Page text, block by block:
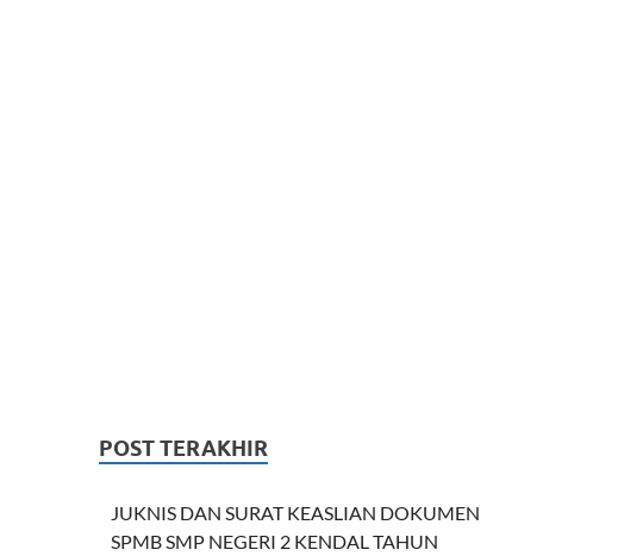
POST TERAKHIR
JUKNIS DAN SURAT KEASLIAN DOKUMEN
SPMB SMP NEGERI 2 KENDAL TAHUN